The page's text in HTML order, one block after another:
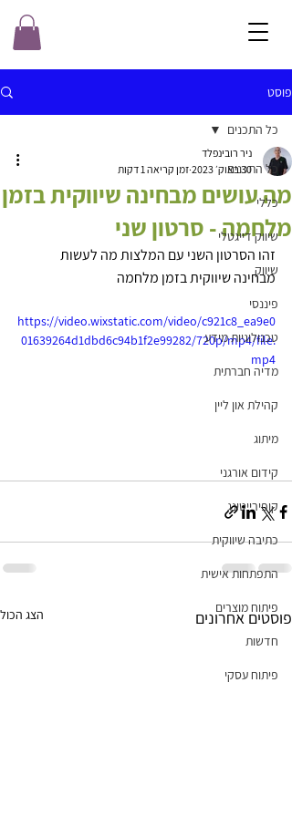
פוסט
כל התכנים
כללי
שיווק דייגטלי
שיווק
פיננסי
טכנולוגיות מידע
מדיה חברתית
קהילת און ליין
מיתוג
קידום אורגני
קופירייטינג
כתיבה שיווקית
התפתחות אישית
פיתוח מוצרים
חדשות
פיתוח עסקי
כל התכנים
מה עושים מבחינה שיווקית בזמן
מלחמה - סרטון שני
ניר רובינפלד
30 באוק׳ 2023
זמן קריאה 1 דקות
זהו הסרטון השני עם המלצות מה לעשות
מבחינה שיווקית בזמן מלחמה
https://video.wixstatic.com/video/c921c8_ea9e0
01639264d1dbd6c94b1f2e99282/720p/mp4/file.
mp4
פוסטים אחרונים הצג הכול